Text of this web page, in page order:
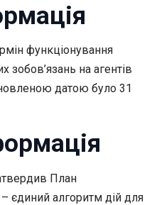
функціонування
зобов’язань на агентів
датою було 31
План
єдиний алгоритм дій для